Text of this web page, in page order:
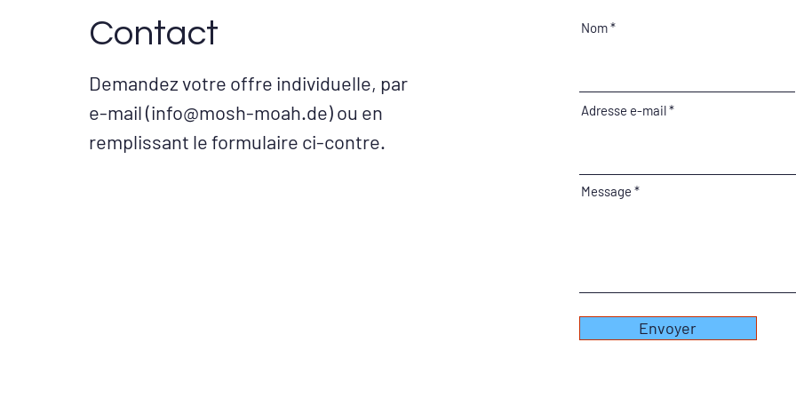
Contact
Demandez votre offre individuelle, par
e-mail (info@mosh-moah.de) ou en
remplissant le formulaire ci-contre.
Nom
Adresse e-mail
Message
Envoyer